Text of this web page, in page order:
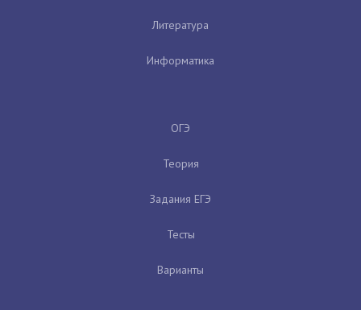
Литература
Информатика
ОГЭ
Теория
Задания ЕГЭ
Тесты
Варианты